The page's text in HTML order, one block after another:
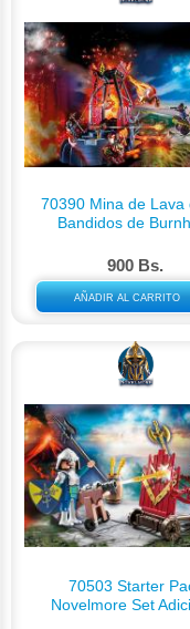
70390 Mina de Lava
Bandidos de
900 Bs.
AÑADIR AL CARRITO
70503 Starter
Novelmore Set